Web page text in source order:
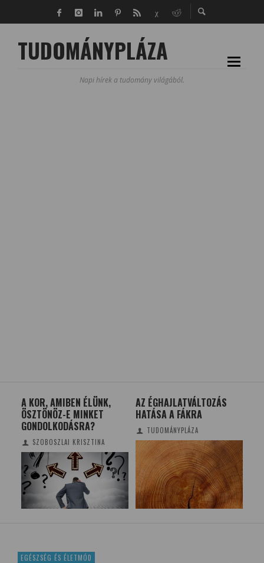
TUDOMÁNYPLÁZA
Napi hírek a tudomány világából.
A KOR, AMIBEN ÉLÜNK,
ÖSZTÖNÖZ-E MINKET
GONDOLKODÁSRA?
SZOBOSZLAI KRISZTINA
AZ ÉGHAJLATVÁLTOZÁS
HATÁSA A FÁKRA
TUDOMÁNYPLÁZA
EGÉSZSÉG ÉS ÉLETMÓD